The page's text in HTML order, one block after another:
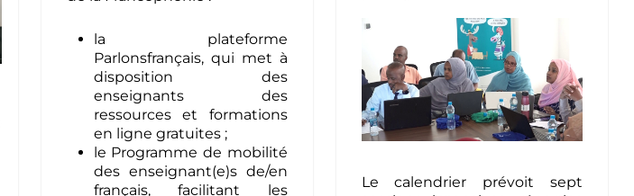
la plateforme
Parlonsfrançais, qui met à
disposition des
enseignants des
ressources et formations
en ligne gratuites ;
le Programme de mobilité
des enseignant(e)s de/en
français, facilitant les
Le calendrier prévoit sept